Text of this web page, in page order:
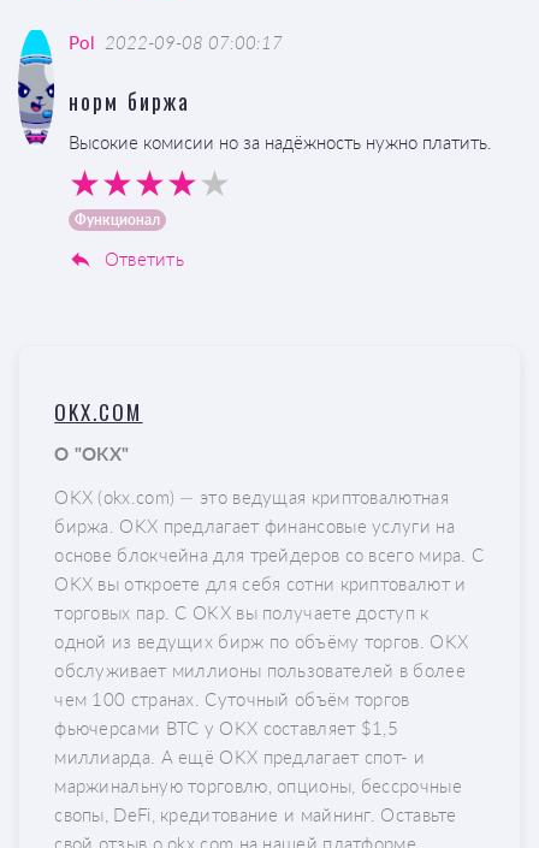
Pol 2022-09-08 07:00:17
норм биржа
Высокие комисии но за надёжность нужно платить.
Функционал
Ответить
OKX.COM
О "OKX"
OKX (okx.com) — это ведущая криптовалютная
биржа. OKX предлагает финансовые услуги на
основе блокчейна для трейдеров со всего мира. С
OKX вы откроете для себя сотни криптовалют и
торговых пар. С OKX вы получаете доступ к
одной из ведущих бирж по объёму торгов. OKX
обслуживает миллионы пользователей в более
чем 100 странах. Суточный объём торгов
фьючерсами BTC у OKX составляет $1,5
миллиарда. А ещё OKX предлагает спот- и
маржинальную торговлю, опционы, бессрочные
свопы, DeFi, кредитование и майнинг. Оставьте
свой отзыв о okx.com на нашей платформе.